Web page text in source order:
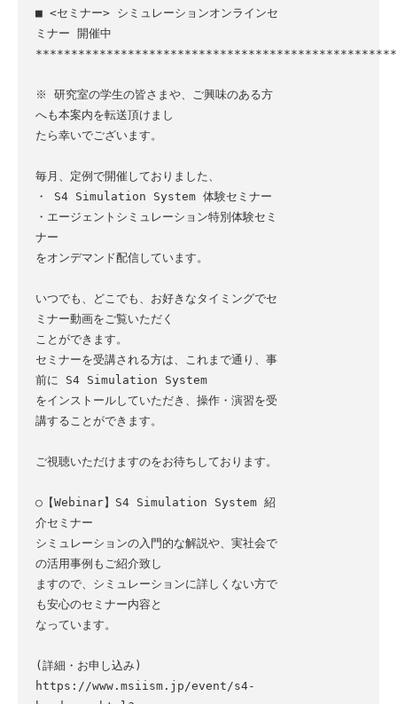
■ <セミナー> シミュレーションオンラインセ
ミナー 開催中
※ 研究室の学生の皆さまや、ご興味のある方
へも本案内を転送頂けまし
たら幸いでございます。
毎月、定例で開催しておりました、
・ S4 Simulation System 体験セミナー
・エージェントシミュレーション特別体験セミ
ナー
をオンデマンド配信しています。
いつでも、どこでも、お好きなタイミングでセ
ミナー動画をご覧いただく
ことができます。
セミナーを受講される方は、これまで通り、事
前に S4 Simulation System
をインストールしていただき、操作・演習を受
講することができます。
ご視聴いただけますのをお待ちしております。
○【Webinar】S4 Simulation System 紹
介セミナー
シミュレーションの入門的な解説や、実社会で
の活用事例もご紹介致し
ますので、シミュレーションに詳しくない方で
も安心のセミナー内容と
なっています。
(詳細・お申し込み)
https://www.msiism.jp/event/s4-